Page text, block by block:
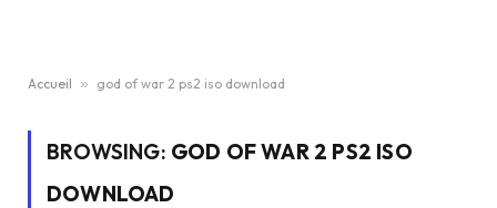
Accueil » god of war 2 ps2 iso download
BROWSING: GOD OF WAR 2 PS2 ISO
DOWNLOAD